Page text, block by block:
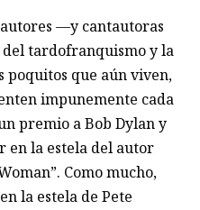
—y cantautoras
tardofranquismo y la
que aún viven,
impunemente cada
premio a Bob Dylan y
en la estela del autor
Como mucho,
la estela de Pete